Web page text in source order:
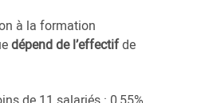
à la formation
dépend de l’effectifde
de 11 salariés : 0,55%